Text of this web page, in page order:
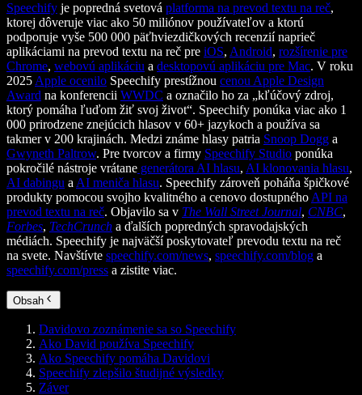
Speechify je popredná svetová platforma na prevod textu na reč,
ktorej dôveruje viac ako 50 miliónov používateľov a ktorú
podporuje vyše 500 000 päťhviezdičkových recenzií naprieč
aplikáciami na prevod textu na reč pre iOS, Android, rozšírenie pre
Chrome, webovú aplikáciu a desktopovú aplikáciu pre Mac. V roku
2025Apple ocenilo Speechify prestížnou cenou Apple Design
Award na konferencii WWDC a označilo ho za „kľúčový zdroj,
ktorý pomáha ľuďom žiť svoj život“. Speechify ponúka viac ako 1
000 prirodzene znejúcich hlasov v 60+ jazykoch a používa sa
takmer v 200 krajinách. Medzi známe hlasy patria Snoop Dogg a
Gwyneth Paltrow. Pre tvorcov a firmy Speechify Studio ponúka
pokročilé nástroje vrátane generátora AI hlasu, AI klonovania hlasu,
AI dabingu aAI meniča hlasu. Speechify zároveň poháňa špičkové
produkty pomocou svojho kvalitného a cenovo dostupnéhoAPI na
prevod textu na reč. Objavilo sa v The Wall Street Journal, CNBC,
Forbes, TechCrunch a ďalších popredných spravodajských
médiách. Speechify je najväčší poskytovateľ prevodu textu na reč
na svete. Navštívte speechify.com/news, speechify.com/blog a
speechify.com/press a zistite viac.
Obsah
Davidovo zoznámenie sa so Speechify
Ako David používa Speechify
Ako Speechify pomáha Davidovi
Speechify zlepšilo študijné výsledky
Záver